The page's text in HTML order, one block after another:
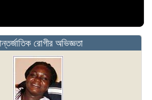
রোগীর অভিজ্ঞতা